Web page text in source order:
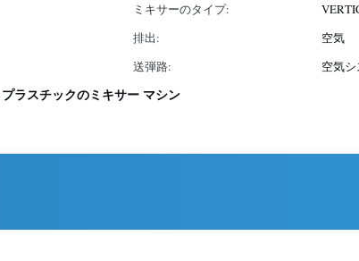
ミキサーのタイプ:
排出:
空気
送弾路:
空気
プラスチックのミキサー マシン